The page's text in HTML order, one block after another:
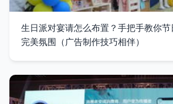
生日派对宴请怎么布置？手把手教你
完美氛围（广告制作技巧相伴）